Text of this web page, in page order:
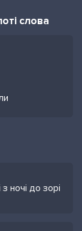
слова
ночі до зорі